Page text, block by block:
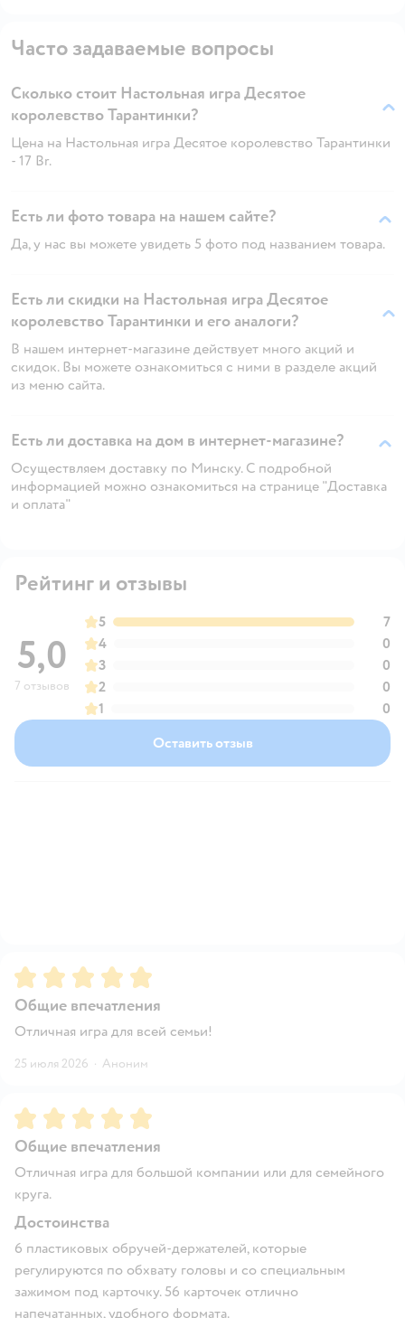
Часто задаваемые вопросы
Сколько стоит Настольная игра Десятое
королевство Тарантинки?
Цена на Настольная игра Десятое королевство Тарантинки
- 17 Br.
Есть ли фото товара на нашем сайте?
Да, у нас вы можете увидеть 5 фото под названием товара.
Есть ли скидки на Настольная игра Десятое
королевство Тарантинки и его аналоги?
В нашем интернет-магазине действует много акций и
скидок. Вы можете ознакомиться с ними в разделе акций
из меню сайта.
Есть ли доставка на дом в интернет-магазине?
Осуществляем доставку по Минску. С подробной
информацией можно ознакомиться на странице "Доставка
и оплата"
Рейтинг и отзывы
5,0
7 отзывов
5
7
4
0
3
0
2
0
1
0
Оставить отзыв
Рейтинг:5
Общие впечатления
Отличная игра для всей семьи!
25 июля 2026 · Аноним
Рейтинг:5
Общие впечатления
Отличная игра для большой компании или для семейного
круга.
Достоинства
6 пластиковых обручей-держателей, которые
регулируются по обхвату головы и со специальным
зажимом под карточку. 56 карточек отлично
напечатанных, удобного формата.